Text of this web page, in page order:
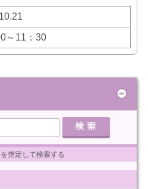
～11：30
指定して検索する